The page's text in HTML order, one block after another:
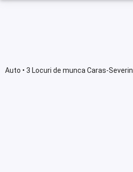
Auto • 3 Locuri de munca Caras-Severin